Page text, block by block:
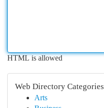
HTML is allowed
Web Directory Categories
Arts